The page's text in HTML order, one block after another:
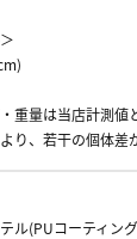
重量は当店計測値
り、若干の個体差
ル(PUコーティン